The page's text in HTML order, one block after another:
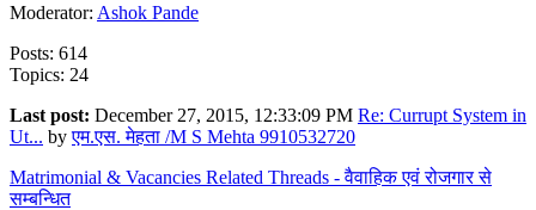
Moderator: Ashok Pande
Posts: 614
Topics: 24
Last post: December 27, 2015, 12:33:09 PM Re: Currupt System in
Ut... byएम.एस. मेहता /M S Mehta 9910532720
Matrimonial & Vacancies Related Threads - वैवाहिक एवं रोजगार से
सम्बन्धित